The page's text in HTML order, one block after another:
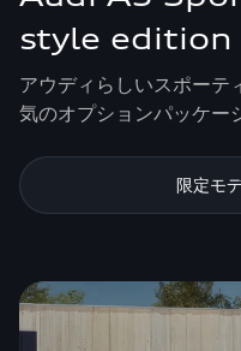
style edition
アウディらしいスポーテ
気のオプションパッケー
限定モ